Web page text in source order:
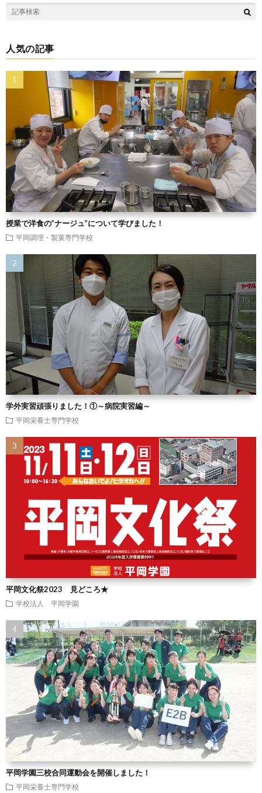
人気の記事
授業で洋食の”ナージュ”について学びました！
平岡調理・製菓専門学校
学外実習頑張りました！①～病院実習編～
平岡栄養士専門学校
平岡文化祭2023 見どころ★
学校法人 平岡学園
平岡学園三校合同運動会を開催しました！
平岡栄養士専門学校